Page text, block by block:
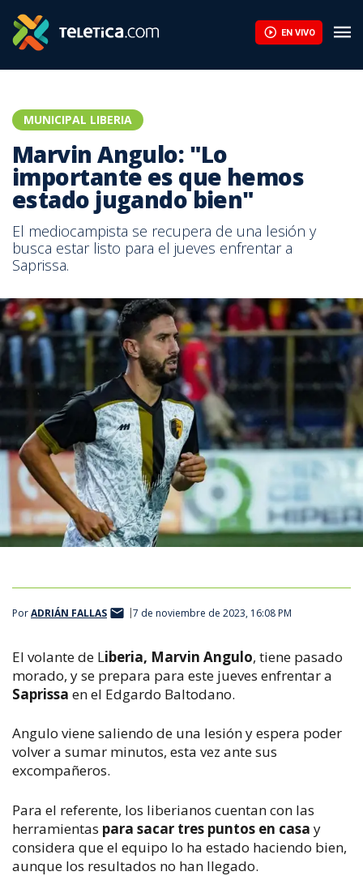
EN VIVO
MUNICIPAL LIBERIA
Marvin Angulo: "Lo
importante es que hemos
estado jugando bien"
El mediocampista se recupera de una lesión y
busca estar listo para el jueves enfrentar a
Saprissa.
PorADRIÁN FALLAS 7 de noviembre de 2023, 16:08 PM
El volante de Liberia, Marvin Angulo, tiene pasado
morado, y se prepara para este jueves enfrentar a
Saprissa en el Edgardo Baltodano.
Angulo viene saliendo de una lesión y espera poder
volver a sumar minutos, esta vez ante sus
excompañeros.
Para el referente, los liberianos cuentan con las
herramientas para sacar tres puntos en casa y
considera que el equipo lo ha estado haciendo bien,
aunque los resultados no han llegado.